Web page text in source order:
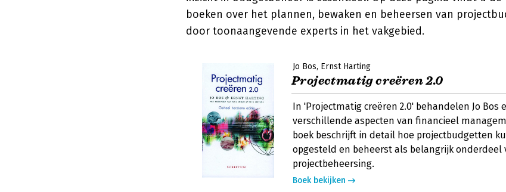
boeken over het plannen, bewaken en beheersen van
door toonaangevende experts in het vakgebied.
Jo Bos Ernst Harting
Projectmatig creëren 2.0
In 'Projectmatig creëren 2.0' behandelen Jo Bos
verschillende aspecten van financieel
boek beschrijft in detail hoe projectbudgetten
opgesteld en beheerst als belangrijk onderdeel
projectbeheersing.
Boek bekijken